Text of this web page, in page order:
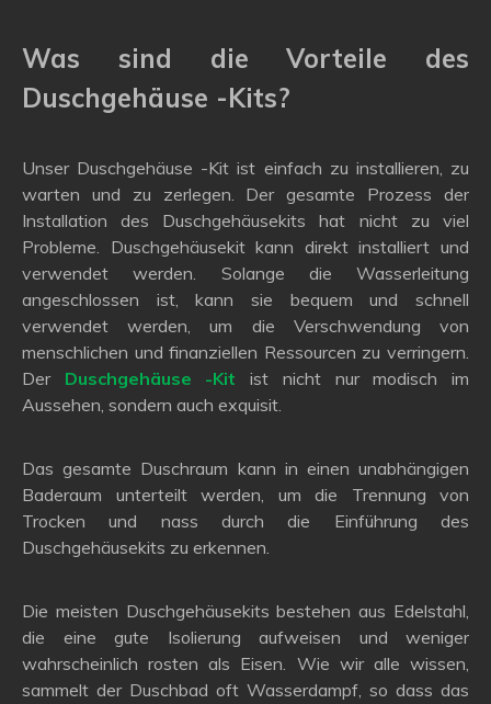
Was sind die Vorteile des
Duschgehäuse -Kits?
Unser Duschgehäuse -Kit ist einfach zu installieren, zu
warten und zu zerlegen. Der gesamte Prozess der
Installation des Duschgehäusekits hat nicht zu viel
Probleme. Duschgehäusekit kann direkt installiert und
verwendet werden. Solange die Wasserleitung
angeschlossen ist, kann sie bequem und schnell
verwendet werden, um die Verschwendung von
menschlichen und finanziellen Ressourcen zu verringern.
Der Duschgehäuse -Kit ist nicht nur modisch im
Aussehen, sondern auch exquisit.
Das gesamte Duschraum kann in einen unabhängigen
Baderaum unterteilt werden, um die Trennung von
Trocken und nass durch die Einführung des
Duschgehäusekits zu erkennen.
Die meisten Duschgehäusekits bestehen aus Edelstahl,
die eine gute Isolierung aufweisen und weniger
wahrscheinlich rosten als Eisen. Wie wir alle wissen,
sammelt der Duschbad oft Wasserdampf, so dass das